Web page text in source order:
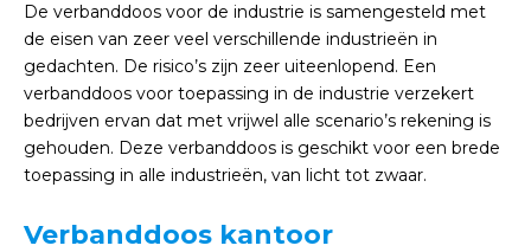
De verbanddoos voor de industrie is samengesteld met
de eisen van zeer veel verschillende industrieën in
gedachten. De risico’s zijn zeer uiteenlopend. Een
verbanddoos voor toepassing in de industrie verzekert
bedrijven ervan dat met vrijwel alle scenario’s rekening is
gehouden. Deze verbanddoos is geschikt voor een brede
toepassing in alle industrieën, van licht tot zwaar.
Verbanddoos kantoor